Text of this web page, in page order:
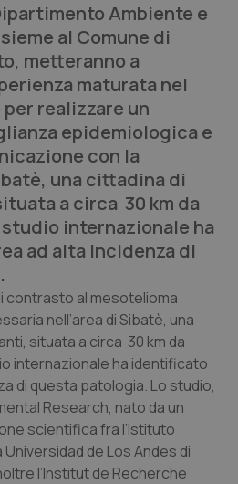
Ambiente e
al Comune di
metteranno a
maturata nel
realizzare un
epidemiologica e
con la
una cittadina di
a circa 30 km da
internazionale ha
ad alta incidenza di
contrasto al mesotelioma
nell’area di Sibatè, una
situata a circa 30 km da
internazionale ha identificato
di questa patologia. Lo studio,
Research, nato da un
scientifica fra l’Istituto
de Los Andes di
l’Institut de Recherche